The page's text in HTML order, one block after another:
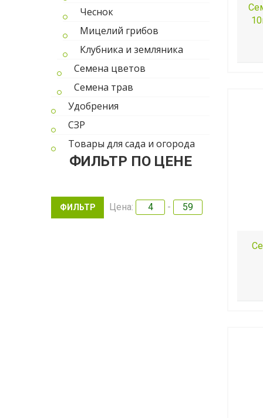
Чеснок
Мицелий грибов
Клубника и земляника
Семена цветов
Семена трав
Удобрения
СЗР
Товары для сада и огорода
ФИЛЬТР ПО ЦЕНЕ
Цена: -